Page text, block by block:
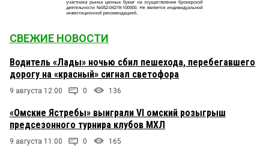
СВЕЖИЕ НОВОСТИ
Водитель «Лады» ночью сбил пешехода, перебегавшего
дорогу на «красный» сигнал светофора
9 августа 12:00 0 136
«Омские Ястребы» выиграли VI омский розыгрыш
предсезонного турнира клубов МХЛ
9 августа 11:00 0 165